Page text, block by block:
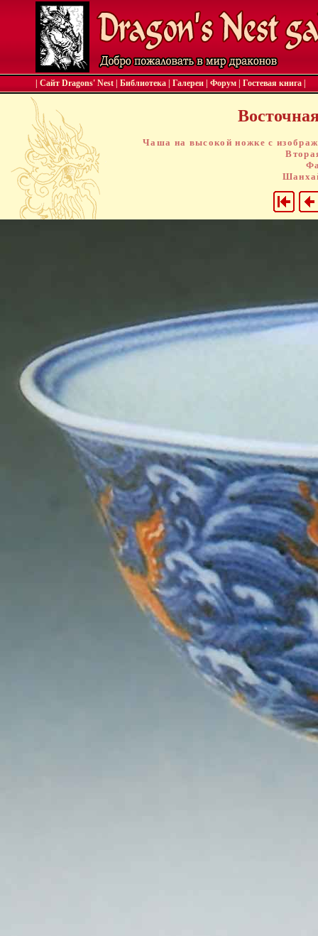
| Сайт Dragons' Nest Библиотека Галереи Форум Гостевая книга
Чаша на высокой ножке с